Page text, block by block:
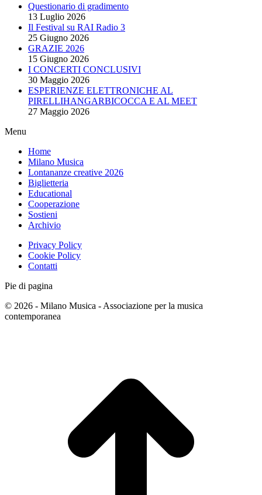
Questionario di gradimento
13 Luglio 2026
Il Festival su RAI Radio 3
25 Giugno 2026
GRAZIE 2026
15 Giugno 2026
I CONCERTI CONCLUSIVI
30 Maggio 2026
ESPERIENZE ELETTRONICHE AL
PIRELLIHANGARBICOCCA E AL MEET
27 Maggio 2026
Menu
Home
Milano Musica
Lontananze creative 2026
Biglietteria
Educational
Cooperazione
Sostieni
Archivio
Privacy Policy
Cookie Policy
Contatti
Pie di pagina
© 2026 - Milano Musica - Associazione per la musica
contemporanea